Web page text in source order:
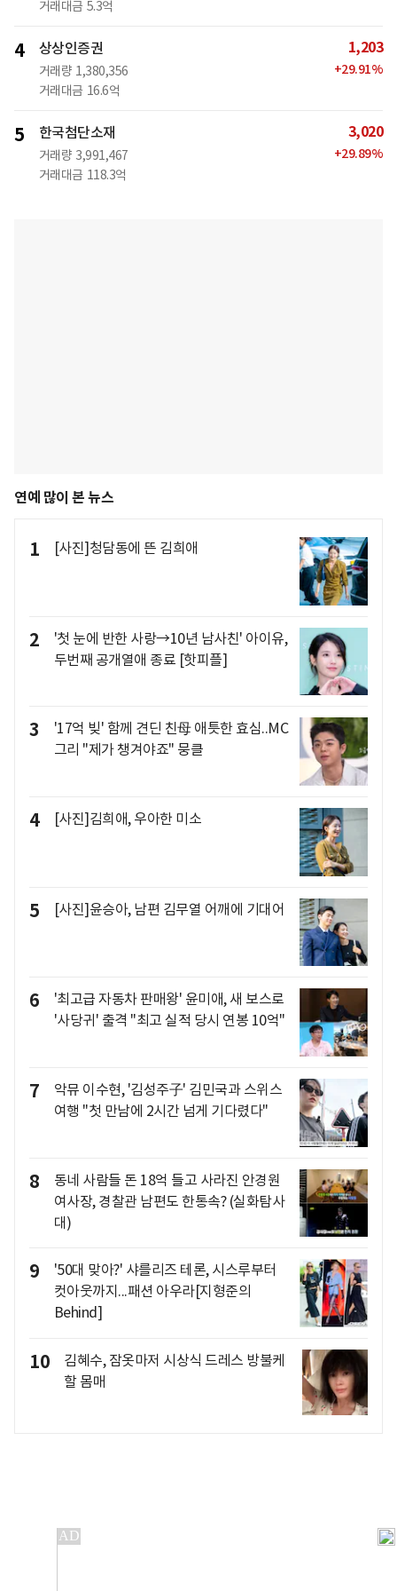
거래대금 5.3억
4 상상인증권
거래량 1,380,356
거래대금 16.6억
1,203
+29.91%
5 한국첨단소재
거래량 3,991,467
거래대금 118.3억
3,020
+29.89%
연예 많이 본 뉴스
1 [사진]청담동에 뜬 김희애
2
'첫 눈에 반한 사랑→10년 남사친' 아이유,
두번째 공개열애 종료 [핫피플]
3
'17억 빚' 함께 견딘 친母 애틋한 효심..MC
그리 "제가 챙겨야죠" 뭉클
4 [사진]김희애, 우아한 미소
5 [사진]윤승아, 남편 김무열 어깨에 기대어
6
'최고급 자동차 판매왕' 윤미애, 새 보스로
'사당귀' 출격 "최고 실적 당시 연봉 10억"
7
악뮤 이수현, '김성주子' 김민국과 스위스
여행 "첫 만남에 2시간 넘게 기다렸다"
8
동네 사람들 돈 18억 들고 사라진 안경원
여사장, 경찰관 남편도 한통속? (실화탐사
대)
9
'50대 맞아?' 샤를리즈 테론, 시스루부터
컷아웃까지...패션 아우라[지형준의
Behind]
10
김혜수, 잠옷마저 시상식 드레스 방불케
할 몸매